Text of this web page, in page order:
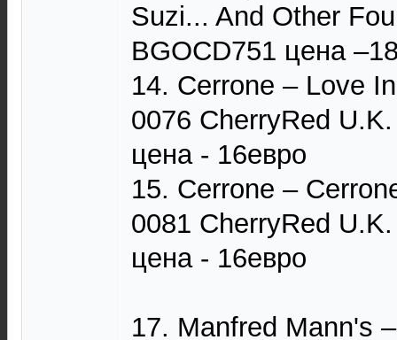
Suzi... And Other
BGOCD751 цена
14. Cerrone – Love
0076 CherryRed
цена - 16евро
15. Cerrone –
0081 CherryRed
цена - 16евро
17. Manfred Mann's